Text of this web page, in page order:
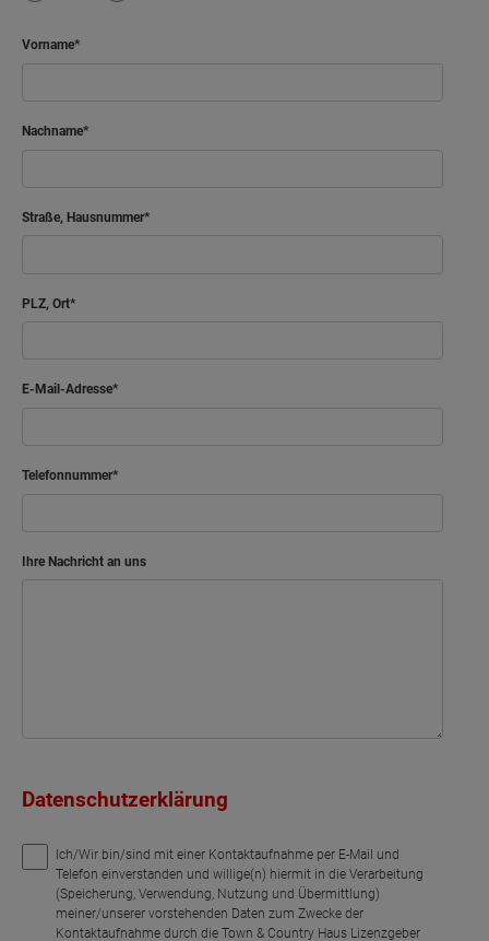
Vorname
Nachname
Straße, Hausnummer
PLZ, Ort
E-Mail-Adresse
Telefonnummer
Ihre Nachricht an uns
Datenschutzerklärung
Ich/Wir bin/sind mit einer Kontaktaufnahme per E-Mail und
Telefon einverstanden und willige(n) hiermit in die Verarbeitung
(Speicherung, Verwendung, Nutzung und Übermittlung)
meiner/unserer vorstehenden Daten zum Zwecke der
Kontaktaufnahme durch die Town & Country Haus Lizenzgeber